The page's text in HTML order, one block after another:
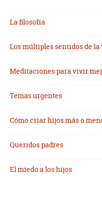
La filosofía
Los múltiples sentidos de la
Meditaciones para vivir
Temas urgentes
Cómo criar hijos más o
Queridos padres
El miedo a los hijos